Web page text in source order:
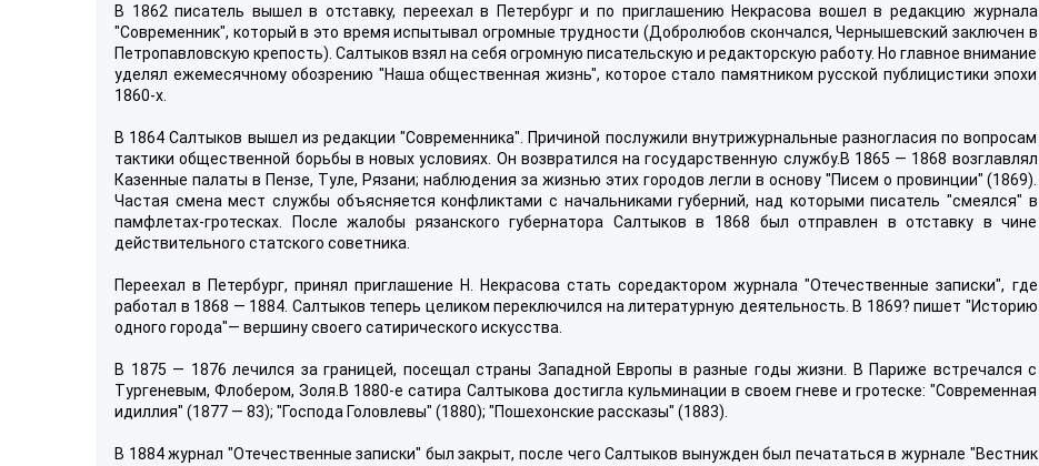
В 1862 писатель вышел в отставку, переехал в Петербург и по приглашению Некрасова вошел в редакцию журнала
"Современник", который в это время испытывал огромные трудности (Добролюбов скончался, Чернышевский заключен в
Петропавловскую крепость). Салтыков взял на себя огромную писательскую и редакторскую работу. Но главное внимание
уделял ежемесячному обозрению "Наша общественная жизнь", которое стало памятником русской публицистики эпохи
1860-х.
В 1864 Салтыков вышел из редакции "Современника". Причиной послужили внутрижурнальные разногласия по вопросам
тактики общественной борьбы в новых условиях. Он возвратился на государственную службу.В 1865 — 1868 возглавлял
Казенные палаты в Пензе, Туле, Рязани; наблюдения за жизнью этих городов легли в основу "Писем о провинции" (1869).
Частая смена мест службы объясняется конфликтами с начальниками губерний, над которыми писатель "смеялся" в
памфлетах-гротесках. После жалобы рязанского губернатора Салтыков в 1868 был отправлен в отставку в чине
действительного статского советника.
Переехал в Петербург, принял приглашение Н. Некрасова стать соредактором журнала "Отечественные записки", где
работал в 1868 — 1884. Салтыков теперь целиком переключился на литературную деятельность. В 1869? пишет "Историю
одного города"— вершину своего сатирического искусства.
В 1875 — 1876 лечился за границей, посещал страны Западной Европы в разные годы жизни. В Париже встречался с
Тургеневым, Флобером, Золя.В 1880-е сатира Салтыкова достигла кульминации в своем гневе и гротеске: "Современная
идиллия" (1877 — 83); "Господа Головлевы" (1880); "Пошехонские рассказы" (1883).
В 1884 журнал "Отечественные записки" был закрыт, после чего Салтыков вынужден был печататься в журнале "Вестник